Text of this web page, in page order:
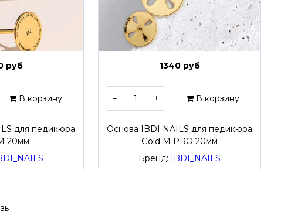
руб
В корзину
для педикюра
20мм
1340 руб
В корзину
Основа IBDI NAILS для педикюра
Gold M PRO 20мм
Бренд: IBDI_NAILS